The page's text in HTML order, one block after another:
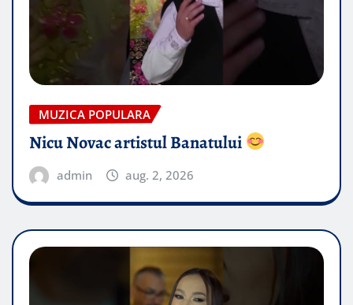
MUZICA POPULARA
Nicu Novac artistul Banatului
admin aug. 2, 2026